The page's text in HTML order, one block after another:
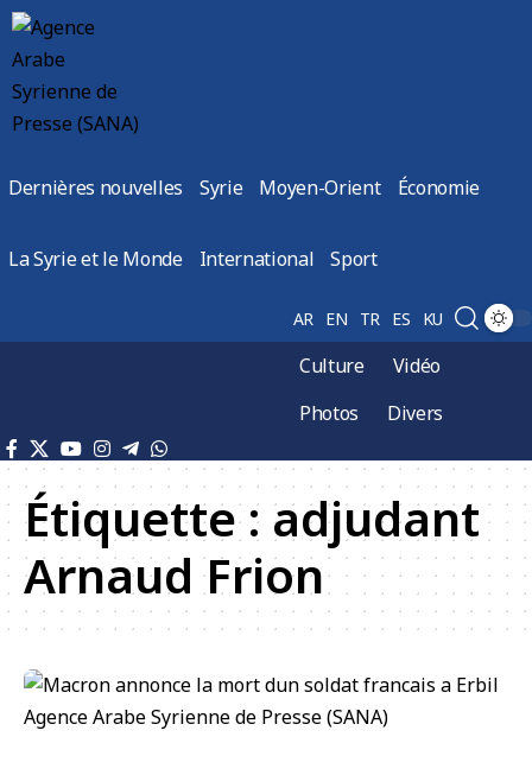
Dernières nouvelles Syrie Moyen-Orient Économie
La Syrie et le Monde International Sport
AR EN TR ES KU
Culture
Vidéo
Photos
Divers
Étiquette : adjudant
Arnaud Frion